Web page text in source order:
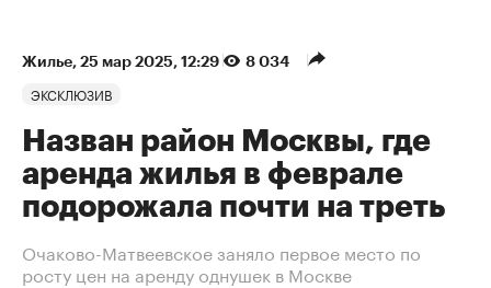
Жилье⁠, 25 мар 2025, 12:29 8 034
ЭКСКЛЮЗИВ
Назван район Москвы, где
аренда жилья в феврале
подорожала почти на треть
Очаково-Матвеевское заняло первое место по
росту цен на аренду однушек в Москве